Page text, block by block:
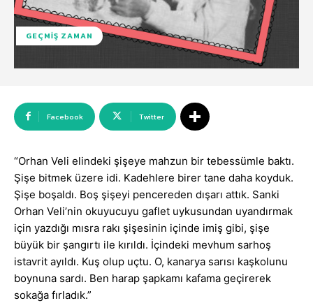
GEÇMIŞ ZAMAN
Facebook Twitter
“Orhan Veli elindeki şişeye mahzun bir tebessümle baktı.
Şişe bitmek üzere idi. Kadehlere birer tane daha koyduk.
Şişe boşaldı. Boş şişeyi pencereden dışarı attık. Sanki
Orhan Veli’nin okuyucuyu gaflet uykusundan uyandırmak
için yazdığı mısra rakı şişesinin içinde imiş gibi, şişe
büyük bir şangırtı ile kırıldı. İçindeki mevhum sarhoş
istavrit ayıldı. Kuş olup uçtu. O, kanarya sarısı kaşkolunu
boynuna sardı. Ben harap şapkamı kafama geçirerek
sokağa fırladık.”